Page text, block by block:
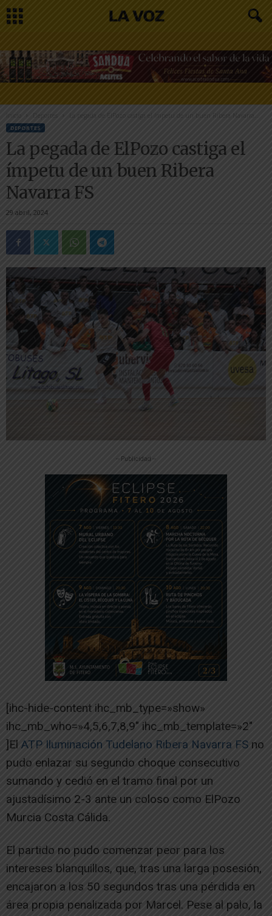
Inicio La pegada de ElPozo castiga el ímpetu de un buen Ribera Navarra...
DEPORTES
La pegada de ElPozo castiga el
ímpetu de un buen Ribera
Navarra FS
29 abril, 2024
-- Publicidad --
[ihc-hide-content ihc_mb_type=»show»
ihc_mb_who=»4,5,6,7,8,9″ ihc_mb_template=»2″
]El ATP Iluminación Tudelano Ribera Navarra FS no
pudo enlazar su segundo choque consecutivo
sumando y cedió en el tramo final por un
ajustadísimo 2-3 ante un coloso como ElPozo
Murcia Costa Cálida.
El partido no pudo comenzar peor para los
intereses blanquillos, que, tras una larga posesión,
encajaron a los 50 segundos tras una pérdida en
área propia penalizada por Marcel. Pese al palo, la